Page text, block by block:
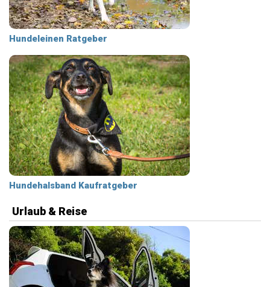
Hundeleinen Ratgeber
Hundehalsband Kaufratgeber
Urlaub & Reise